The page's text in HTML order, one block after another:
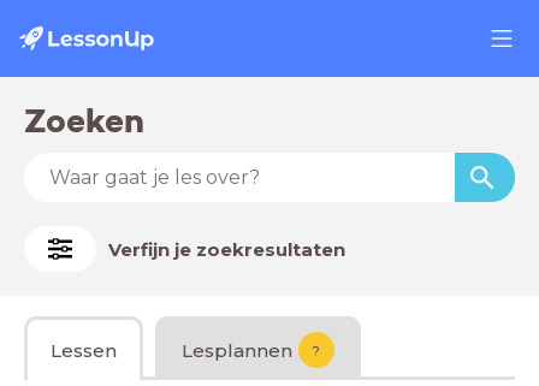
Zoeken
Verfijn je zoekresultaten
Lessen Lesplannen ?